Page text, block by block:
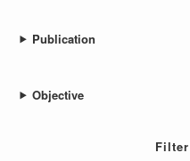
Publication
Objective